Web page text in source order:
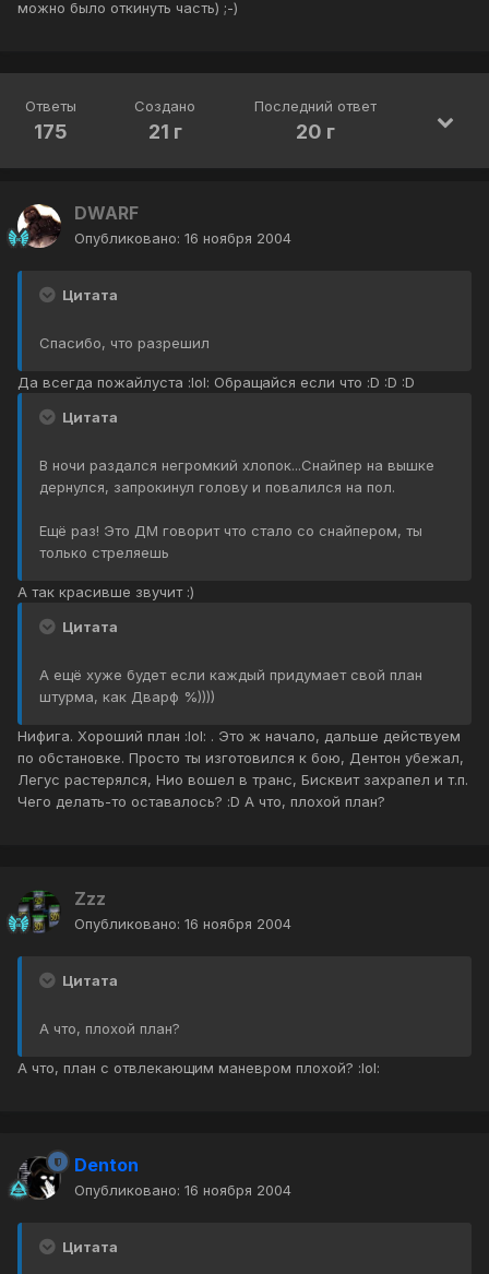
можно было откинуть часть) ;-)
Ответы
175
Создано
21 г
Последний ответ
20 г
DWARF
Опубликовано: 16 ноября 2004
Цитата
Спасибо, что разрешил
Да всегда пожайлуста :lol: Обращайся если что :D :D :D
Цитата
В ночи раздался негромкий хлопок...Снайпер на вышке
дернулся, запрокинул голову и повалился на пол.
Ещё раз! Это ДМ говорит что стало со снайпером, ты
только стреляешь
А так красивше звучит :)
Цитата
А ещё хуже будет если каждый придумает свой план
штурма, как Дварф %))))
Нифига. Хороший план :lol: . Это ж начало, дальше действуем
по обстановке. Просто ты изготовился к бою, Дентон убежал,
Легус растерялся, Нио вошел в транс, Бисквит захрапел и т.п.
Чего делать-то оставалось? :D А что, плохой план?
Zzz
Опубликовано: 16 ноября 2004
Цитата
А что, плохой план?
А что, план с отвлекающим маневром плохой? :lol:
Denton
Опубликовано: 16 ноября 2004
Цитата